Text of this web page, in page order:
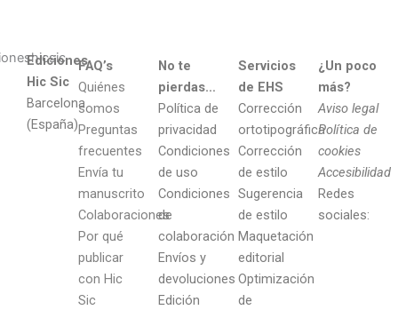
Ediciones
Hic Sic
Barcelona
(España)
FAQ’s
Quiénes
somos
Preguntas
frecuentes
Envía tu
manuscrito
Colaboraciones
Por qué
publicar
con Hic
Sic
No te
pierdas…
Política de
privacidad
Condiciones
de uso
Condiciones
de
colaboración
Envíos y
devoluciones
Edición
Servicios
de EHS
Corrección
ortotipográfica
Corrección
de estilo
Sugerencia
de estilo
Maquetación
editorial
Optimización
de
¿Un poco
más?
Aviso legal
Política de
cookies
Accesibilidad
Redes
sociales: